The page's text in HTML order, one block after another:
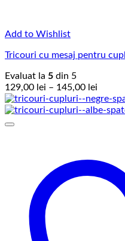
Add to Wishlist
Tricouri cu mesaj pentru
Evaluat la 5 din 5
129,00 lei – 145,00 lei
de